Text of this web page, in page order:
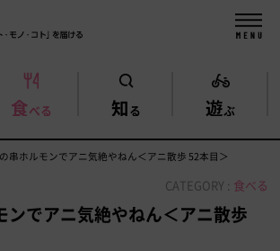
食べる 知る 遊ぶ
串ホルモンでアニ気絶やねん＜アニ散歩 52本目＞
CATEGORY : 食べる
ンでアニ気絶やねん＜アニ散歩